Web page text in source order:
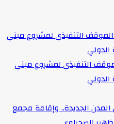
التنفيذي لمشروع مبني